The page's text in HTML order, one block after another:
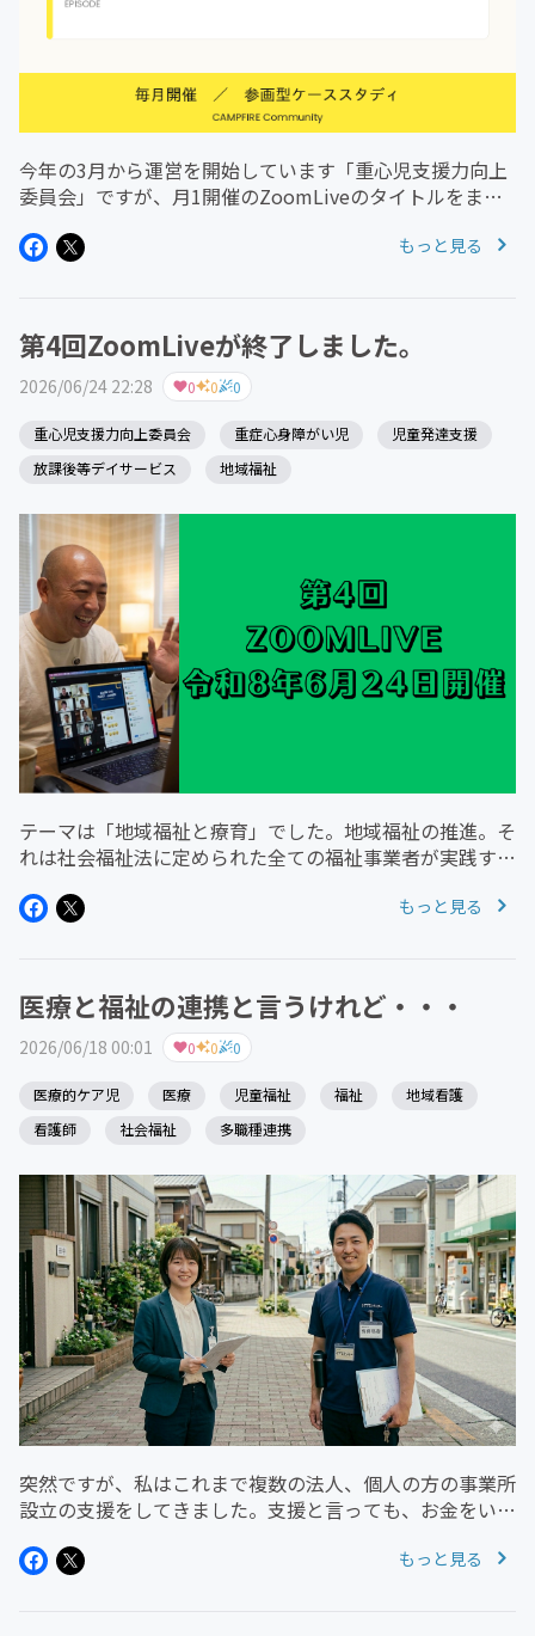
今年の3月から運営を開始しています「重心児支援力向上
委員会」ですが、月1開催のZoomLiveのタイトルをまと
したか？本コミュニティは、重心児対象の児童発達支援＆
もっと見る
第4回ZoomLiveが終了しました。
2026/06/24 22:28 0 0 0
重心児支援力向上委員会 重症心身障がい児
児童発達支援
放課後等デイサービス
地域福祉
テーマは「地域福祉と療育」でした。地域福祉の推進。そ
れは社会福祉法に定められた全ての福祉事業者が実践すべ
る事業所は多くはない。そもそも、地域福祉の実践って何
もっと見る
医療と福祉の連携と言うけれど・・・
2026/06/18 00:01 0 0 0
医療的ケア児 医療 児童福祉 福祉
地域看護
看護師
社会福祉 多職種連携
突然ですが、私はこれまで複数の法人、個人の方の事業所
設立の支援をしてきました。支援と言っても、お金をいた
る要因は、看護師を確保するための仕組みや方法を伝える
もっと見る